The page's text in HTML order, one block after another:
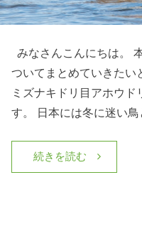
みなさんこんにちは。
ついてまとめていきた
ミズナキドリ目アホウ
す。 日本には冬に迷い
続きを読む